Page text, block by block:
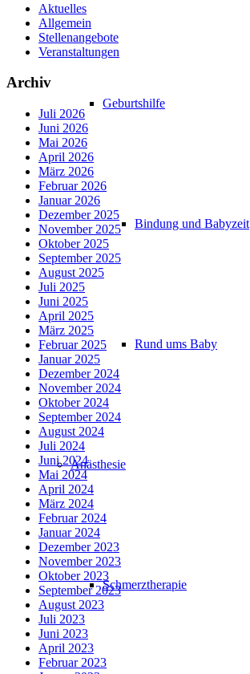
Geburtshilfe
Bindung und Babyzeit
Rund ums Baby
Anästhesie
Schmerztherapie
Aktuelles
Allgemein
Stellenangebote
Veranstaltungen
Archiv
Juli 2026
Juni 2026
Mai 2026
April 2026
März 2026
Februar 2026
Januar 2026
Dezember 2025
November 2025
Oktober 2025
September 2025
August 2025
Juli 2025
Juni 2025
April 2025
März 2025
Februar 2025
Januar 2025
Dezember 2024
November 2024
Oktober 2024
September 2024
August 2024
Juli 2024
Juni 2024
Mai 2024
April 2024
März 2024
Februar 2024
Januar 2024
Dezember 2023
November 2023
Oktober 2023
September 2023
August 2023
Juli 2023
Juni 2023
April 2023
Februar 2023